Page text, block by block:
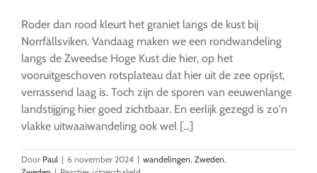
Roder dan rood kleurt het graniet langs de kust bij
Norrfällsviken. Vandaag maken we een rondwandeling
langs de Zweedse Hoge Kust die hier, op het
vooruitgeschoven rotsplateau dat hier uit de zee oprijst,
verrassend laag is. Toch zijn de sporen van eeuwenlange
landstijging hier goed zichtbaar. En eerlijk gezegd is zo'n
vlakke uitwaaiwandeling ook wel [...]
Door Paul | 6 november 2024 | wandelingen, Zweden,